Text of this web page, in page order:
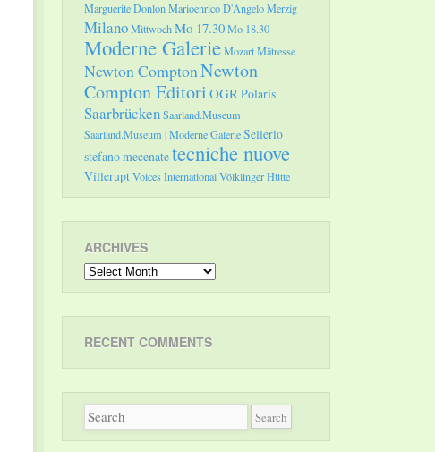
Marguerite DonlonMarioenrico D'AngeloMerzig
MilanoMittwochMo 17.30Mo 18.30
Moderne GalerieMozartMätresse
Newton ComptonNewton
Compton Editori OGRPolaris
SaarbrückenSaarland.Museum
Saarland.Museum | Moderne GalerieSellerio
stefano mecenatetecniche nuove
VilleruptVoices InternationalVölklinger Hütte
ARCHIVES
Archives
RECENT COMMENTS